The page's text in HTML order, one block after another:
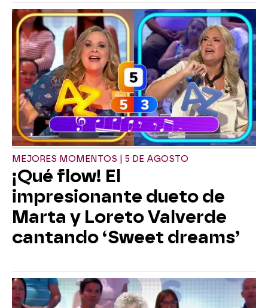
MEJORES MOMENTOS | 5 DE AGOSTO
¡Qué flow! El
impresionante dueto de
Marta y Loreto Valverde
cantando ‘Sweet dreams’